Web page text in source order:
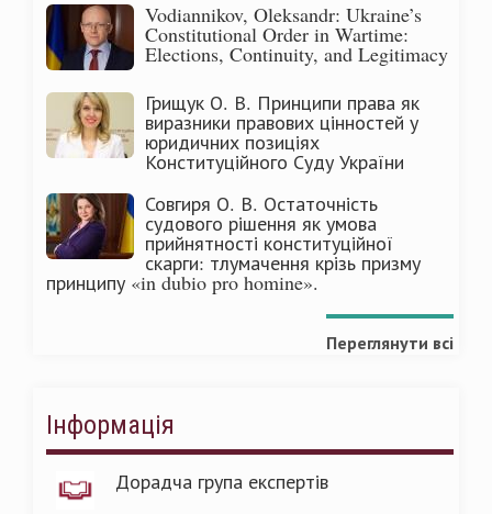
Vodiannikov, Oleksandr: Ukraine’s
Constitutional Order in Wartime:
Elections, Continuity, and Legitimacy
Грищук О. В. Принципи права як
виразники правових цінностей у
юридичних позиціях
Конституційного Суду України
Совгиря О. В. Остаточність
судового рішення як умова
прийнятності конституційної
скарги: тлумачення крізь призму
принципу «in dubio pro homine».
Переглянути всі
Інформація
Дорадча група експертів